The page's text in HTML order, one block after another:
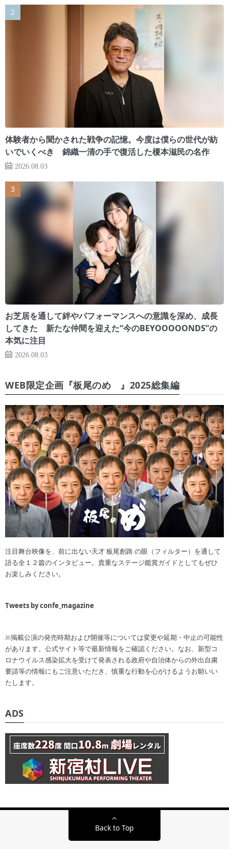
体験者から聞かされた戦争の記憶。今度は僕らの世代が紡
いでいくべき 錦織一清の手で復活した榎本滋民の名作
2026.08.03
お芝居を通して絆やパフォーマンスへの意識を深め、成長
してきた 新たな仲間を迎えた“今のBEYOOOOONDS”の
本気に注目
2026.08.03
WEB限定企画『板尾のめ゙』2025総集編
注目舞台映像を、前に出ない天才 板尾創路 の眼（フィルター）を通して
語る全１２篇のインタビュー。貴重なステージ鑑賞ガイドとしてもぜひ
お楽しみください。
Tweets by confe_magazine
※掲載公演の発売時期および開催等については変更や延期・中止の可能性
があります。公式サイト等で最新情報をご確認ください。なお、新型コ
ロナウイルス感染拡大を受けて発表される政府や自治体からの外出自粛
要請等の情報にもご注意いただき、慎重な行動を心がけるようお願いい
たします。
ADS
Back to Top